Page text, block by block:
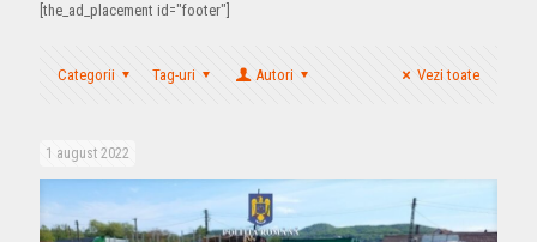
[the_ad_placement id="footer"]
Categorii Tag-uri Autori Vezi toate
1 august 2022